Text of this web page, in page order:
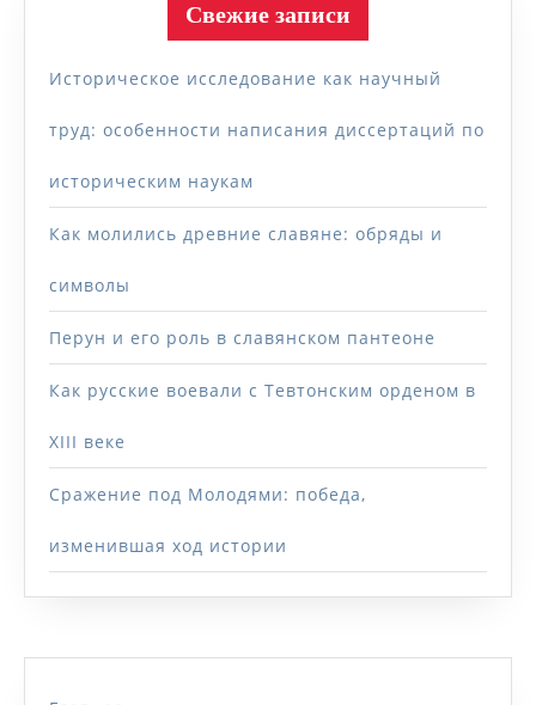
Свежие записи
Историческое исследование как научный
труд: особенности написания диссертаций по
историческим наукам
Как молились древние славяне: обряды и
символы
Перун и его роль в славянском пантеоне
Как русские воевали с Тевтонским орденом в
XIII веке
Сражение под Молодями: победа,
изменившая ход истории